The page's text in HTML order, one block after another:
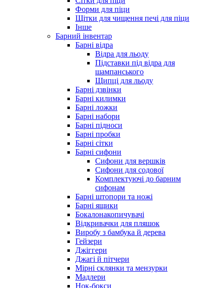
Форми для піци
Щітки для чищення печі для піци
Інше
Барний інвентар
Барні відра
Відра для льоду
Підставки під відра для
шампанського
Щипці для льоду
Барні дзвінки
Барні килимки
Барні ложки
Барні набори
Барні підноси
Барні пробки
Барні сітки
Барні сифони
Сифони для вершків
Сифони для содової
Комплектуючі до барним
сифонам
Барні штопори та ножі
Барні ящики
Бокалонакопичувачі
Відкривачки для пляшок
Виробу з бамбука й дерева
Гейзери
Джіггери
Джагі й пітчери
Мірні склянки та мензурки
Мадлери
Нок-бокси